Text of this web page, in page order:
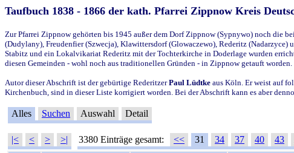
Taufbuch 1838 - 1866 der kath. Pfarrei Zippnow Kreis
Zur Pfarrei Zippnow gehörten bis 1945 außer dem Dorf Zippnow (Sypnywo) noch die
(Dudylany), Freudenfier (Szwecja), Klawittersdorf (Glowaczewo), Rederitz
Stabitz und ein Lokalvikariat Rederitz mit der Tochterkirche in Doderlage wurden
diesen Gemeinden - wohl noch aus traditionellen Gründen - in Zippnow getauft worden.
Autor dieser Abschrift ist der gebürtige RederitzerPaul Lüdtke aus Köln. Er weist auf
Kirchenbuch, sind in dieser Liste korrigiert worden. Bei der Abschrift kann es aber
Alles Suchen Auswahl Detail
|< < > >| 3380 Einträge gesamt: << 31 34 37 40 43